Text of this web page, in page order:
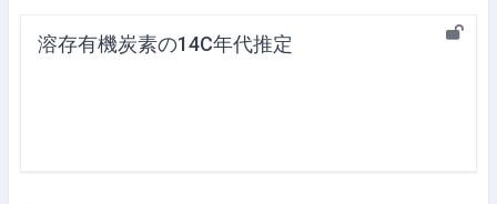
溶存有機炭素の14C年代推定